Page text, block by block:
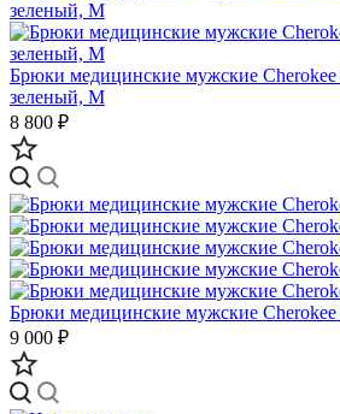
Брюки медицинские мужские
зеленый, M
8 800 ₽
Брюки медицинские мужские
9 000 ₽